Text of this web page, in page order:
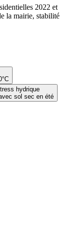
hydrique
sol sec en été
2022 et
la mairie, stabilité